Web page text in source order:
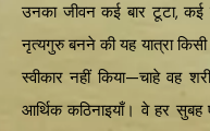
उनका जीवन कई बार टूटा, कई
नृत्यगुरु बनने की यह यात्रा
स्वीकार नहीं किया—चाहे वह
आर्थिक कठिनाइयाँ। वे हर